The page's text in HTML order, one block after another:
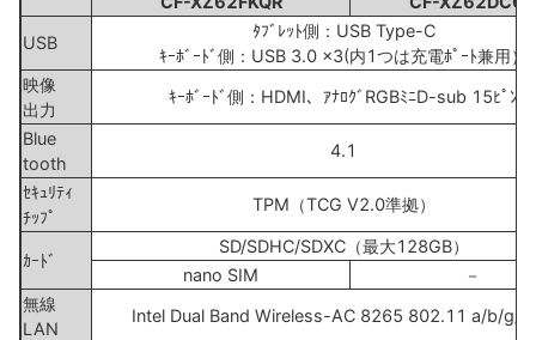
USB
ﾀﾌﾞﾚｯﾄ側：USB Type-C
ｷｰﾎﾞｰﾄﾞ側：USB 3.0 x3(内1つは充電ﾎﾟｰﾄ兼用）
映像
出力
ｷｰﾎﾞｰﾄﾞ側：HDMI、ｱﾅﾛｸﾞRGBﾐﾆD-sub 15ﾋﾟﾝ
Blue
tooth
4.1
ｾｷｭﾘﾃｨ
ﾁｯﾌﾟ
TPM（TCG V2.0準拠）
ｶｰﾄﾞ
SD/SDHC/SDXC（最大128GB）
nano SIM
－
無線
LAN
Intel Dual Band Wireless-AC 8265 802.11 a/b/g/